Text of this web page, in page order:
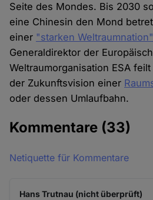
Seite des Mondes. Bis 2030
eine Chinesin den Mond
einer "starken Weltraumnation"
Generaldirektor der
Weltraumorganisation ESA
der Zukunftsvision einer
oder dessen Umlaufbahn.
Kommentare (33)
Netiquette für Kommentare
Hans Trutnau (nicht überprüft)